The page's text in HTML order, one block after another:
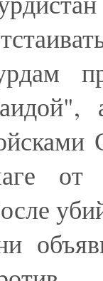
от